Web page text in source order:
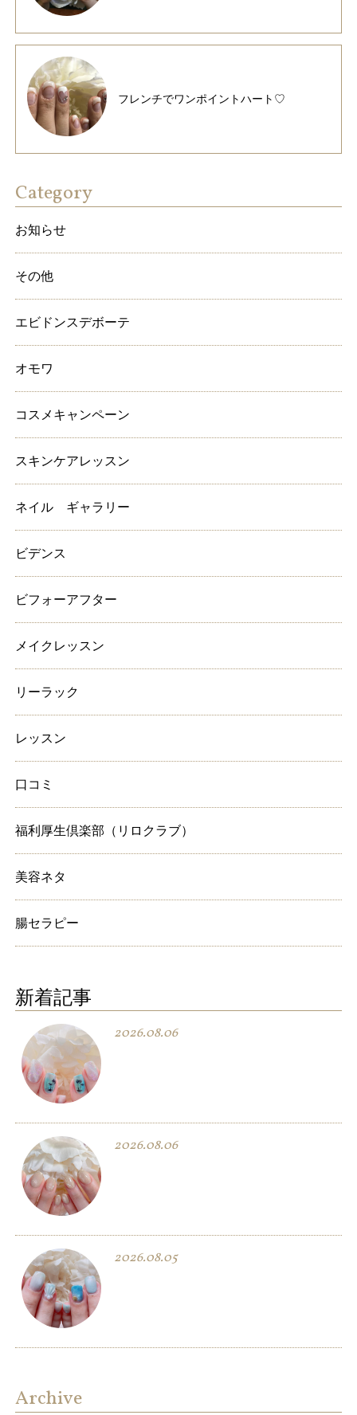
フレンチでワンポイントハート♡
Category
お知らせ
その他
エビドンスデボーテ
オモワ
コスメキャンペーン
スキンケアレッスン
ネイル ギャラリー
ビデンス
ビフォーアフター
メイクレッスン
リーラック
レッスン
口コミ
福利厚生倶楽部（リロクラブ）
美容ネタ
腸セラピー
新着記事
2026.08.06
2026.08.06
2026.08.05
Archive